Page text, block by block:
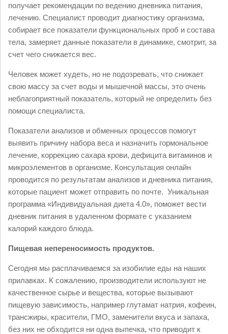
получает рекомендации по ведению дневника питания,
лечению. Специалист проводит диагностику организма,
собирает все показатели функциональных проб и состава
тела, замеряет данные показатели в динамике, смотрит, за
счет чего снижается вес.
Человек может худеть, но не подозревать, что снижает
свою массу за счет воды и мышечной массы, это очень
неблагоприятный показатель, который не определить без
помощи специалиста.
Показатели анализов и обменных процессов помогут
выявить причину набора веса и назначить гормональное
лечение, коррекцию сахара крови, дефицита витаминов и
микроэлементов в организме. Консультация онлайн
проводится по результатам анализов и дневника питания,
которые пациент может отправить по почте. Уникальная
программа «Индивидуальная диета 4.0», поможет вести
дневник питания в удаленном формате с указанием
калорий каждого блюда.
Пищевая непереносимость продуктов.
Сегодня мы расплачиваемся за изобилие еды на наших
прилавках. К сожалению, производители используют не
качественное сырье и вещества, которые вызывают
пищевую зависимость, например глутамат натрия, кофеин,
трансжиры, красители, ГМО, заменители вкуса и запаха,
без них не обходится ни одна выпечка, что приводит к